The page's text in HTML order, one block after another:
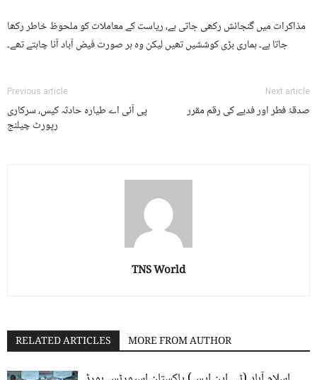
مذاکرات میں گنجائش رکھی جاتی ہے، ریاست کے معاملات کو ملحوظ خاطر رکھا
جاتا ہے۔ ہماری بڑی کوششیں تھیں لیکن وہ ہر صورت فیض آباد آنا چاہتے تھے۔
Previous article
پی آئی اے طیارہ حادثہ کیس، سرکاری
رپورٹ چیلنج
Next article
صدقۂ فطر اور فدیے کی رقم مقرر
TNS World
RELATED ARTICLES MORE FROM AUTHOR